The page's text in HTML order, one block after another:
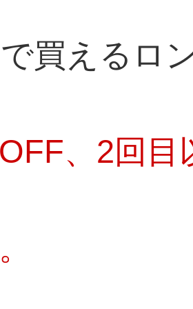
買えるロ
、2回目